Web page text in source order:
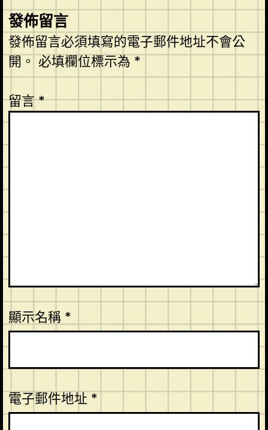
發佈留言
發佈留言必須填寫的電子郵件地址不會公
開。必填欄位標示為*
留言*
顯示名稱 *
電子郵件地址 *